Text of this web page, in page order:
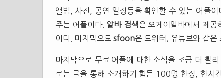
앨범, 사진, 공연 일정등을 확인할 수 있는 어플
주는 어플이다. 알바 검색은 오케이알바에서 제공
이다. 마지막으로 sfoon은 트위터, 유튜브와 같은
마지막으로 무료 어플에 대한 소식을 조금 더 빨
로는 글을 통해 소개하기 힘든 100명 한정, 한시